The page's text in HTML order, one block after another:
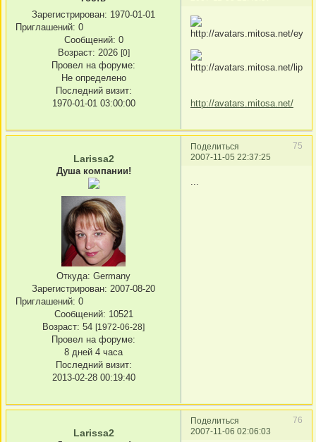
Зарегистрирован: 1970-01-01
Приглашений: 0
Сообщений: 0
Возраст: 2026 [0]
Провел на форуме:
Не определено
Последний визит:
1970-01-01 03:00:00
http://avatars.mitosa.net/
Поделиться
75
2007-11-05 22:37:25
Larissa2
Душа компании!
Откуда: Germany
Зарегистрирован: 2007-08-20
Приглашений: 0
Сообщений: 10521
Возраст: 54 [1972-06-28]
Провел на форуме:
8 дней 4 часа
Последний визит:
2013-02-28 00:19:40
...
Поделиться
76
2007-11-06 02:06:03
Larissa2